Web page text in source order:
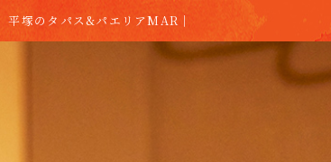
平塚のタパス&パエリアMAR｜